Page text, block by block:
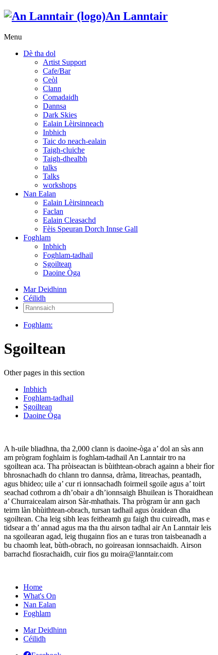
An Lanntair
Menu
Dè tha dol
Artist Support
Cafe/Bar
Ceòl
Clann
Comadaidh
Dannsa
Dark Skies
Ealain Lèirsinneach
Inbhich
Taic do neach-ealain
Taigh-cluiche
Taigh-dhealbh
talks
Talks
workshops
Nan Ealan
Ealain Lèirsinneach
Faclan
Ealain Cleasachd
Fèis Speuran Dorch Innse Gall
Foghlam
Inbhich
Foghlam-tadhail
Sgoiltean
Daoine Òga
Mar Deidhinn
Céilidh
Rannsaich:
Foghlam:
Sgoiltean
Other pages in this section
Inbhich
Foghlam-tadhail
Sgoiltean
Daoine Òga
A h-uile bliadhna, tha 2,000 clann is daoine-òga a’ dol an sàs ann
am prògram foghlaim is foghlam-tadhail An Lanntair tro na
sgoiltean aca. Tha pròiseactan is bùithtean-obrach againn a bheir fìor
bhrosnachadh do chlann tro dannsa, dràma, litreachas, peantadh,
agus bhideo; uile a’ cur ri ionnsachadh foirmeil sgoile agus a’ toirt
seachad cothrom a dh’obair a dh’ionnsaigh Bhuilean is Thoraidhean
a’ Churraicealam airson Sàr-mhathais. Tha prògram ùr ann gach
teirm làn bhùithtean-obrach, tursan tadhail agus òraidean dha
sgoiltean. Cha leig sibh leas feitheamh gu faigh thu cuireadh, mas e
tidsear a th’ annad agus ma tha thu airson tadhal air An Lanntair leis
na sgoilearan agad, leig thugainn fios an e turas tron taisbeanadh a
bu chaomh leat, bùth-obrach, no goireasan ionnsachaidh. Airson
barrachd fiosrachaidh, cuir fios gu moira@lanntair.com
Home
What's On
Nan Ealan
Foghlam
Mar Deidhinn
Céilidh